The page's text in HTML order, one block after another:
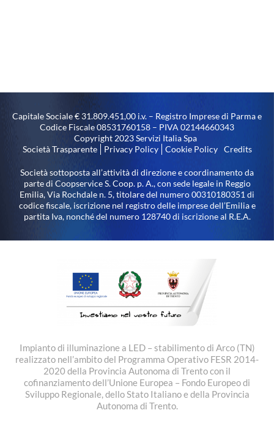
Capitale Sociale € 31.809.451,00 i.v. – Registro Imprese di Parma e
Codice Fiscale 08531760158 – PIVA 02144660343
Copyright 2023 Servizi Italia Spa
Società Trasparente
Privacy Policy Cookie Policy Credits
Società sottoposta all’attività di direzione e coordinamento da
parte di Coopservice S. Coop. p. A., con sede legale in Reggio
Emilia, Via Rochdale n. 5, titolare del numero 00310180351 di
codice fiscale, iscrizione nel registro delle imprese dell’Emilia e
partita Iva, nonché del numero 128740 di iscrizione al R.E.A.
Impianto di illuminazione a LED – stabilimento di Arco (TN)
realizzato nell’ambito del Programma Operativo FESR 2014-
2020 della Provincia Autonoma di Trento con il
cofinanziamento dell’Unione Europea – Fondo Europeo di
Sviluppo Regionale, dello Stato Italiano e della Provincia
Autonoma di Trento.